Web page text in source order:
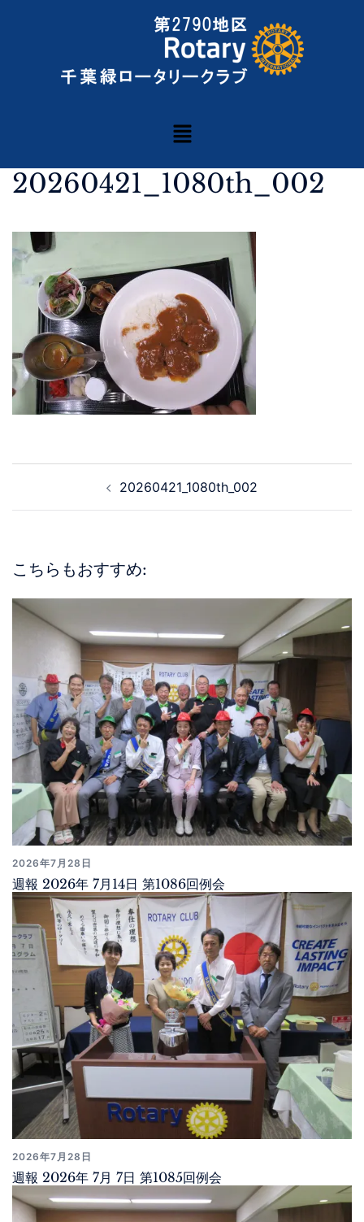
20260421_1080th_002
20260421_1080th_002
こちらもおすすめ:
2026年7月28日
週報 2026年 7月14日 第1086回例会
2026年7月28日
週報 2026年 7月 7日 第1085回例会